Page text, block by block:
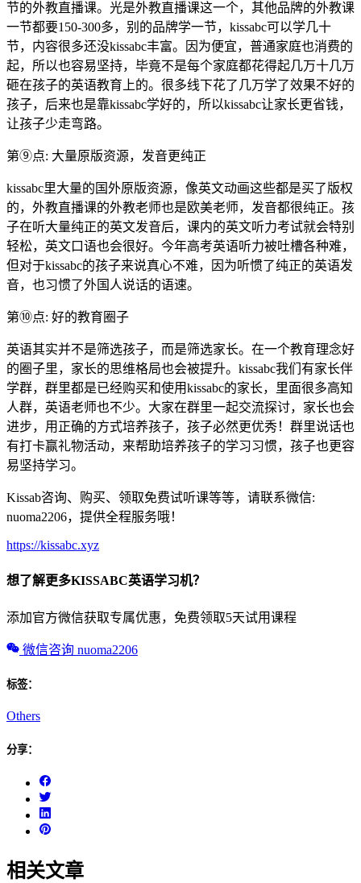
节的外教直播课。光是外教直播课这一个，其他品牌的外教课
一节都要150-300多，别的品牌学一节，kissabc可以学几十
节，内容很多还没kissabc丰富。因为便宜，普通家庭也消费的
起，所以也容易坚持，毕竟不是每个家庭都花得起几万十几万
砸在孩子的英语教育上的。很多线下花了几万学了效果不好的
孩子，后来也是靠kissabc学好的，所以kissabc让家长更省钱，
让孩子少走弯路。
第⑨点: 大量原版资源，发音更纯正
kissabc里大量的国外原版资源，像英文动画这些都是买了版权
的，外教直播课的外教老师也是欧美老师，发音都很纯正。孩
子在听大量纯正的英文发音后，课内的英文听力考试就会特别
轻松，英文口语也会很好。今年高考英语听力被吐槽各种难，
但对于kissabc的孩子来说真心不难，因为听惯了纯正的英语发
音，也习惯了外国人说话的语速。
第⑩点: 好的教育圈子
英语其实并不是筛选孩子，而是筛选家长。在一个教育理念好
的圈子里，家长的思维格局也会被提升。kissabc我们有家长伴
学群，群里都是已经购买和使用kissabc的家长，里面很多高知
人群，英语老师也不少。大家在群里一起交流探讨，家长也会
进步，用正确的方式培养孩子，孩子必然更优秀！群里说话也
有打卡赢礼物活动，来帮助培养孩子的学习习惯，孩子也更容
易坚持学习。
Kissab咨询、购买、领取免费试听课等等，请联系微信:
nuoma2206，提供全程服务哦！
https://kissabc.xyz
想了解更多KISSABC英语学习机？
添加官方微信获取专属优惠，免费领取5天试用课程
微信咨询 nuoma2206
标签：
Others
分享：
相关文章